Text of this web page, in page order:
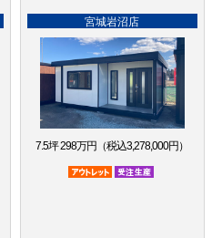
宮城岩沼店
7.5坪 298万円（税込3,278,000円）
アウトレット品
受注生産品